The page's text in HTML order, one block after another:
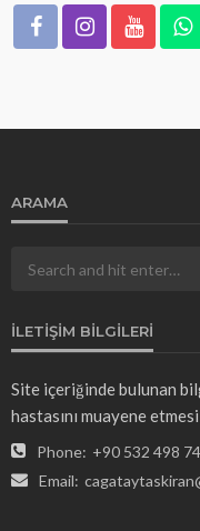
ARAMA
İLETIŞIM BILGILERI
Site içeriğinde bulunan
hastasını muayene
Phone: +90 532 498
Email: